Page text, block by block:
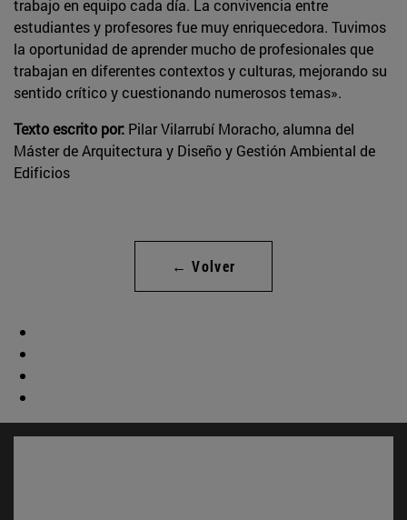
trabajo en equipo cada día. La convivencia entre
estudiantes y profesores fue muy enriquecedora. Tuvimos
la oportunidad de aprender mucho de profesionales que
trabajan en diferentes contextos y culturas, mejorando su
sentido crítico y cuestionando numerosos temas».
Texto escrito por: Pilar Vilarrubí Moracho, alumna del
Máster de Arquitectura y Diseño y Gestión Ambiental de
Edificios
← Volver